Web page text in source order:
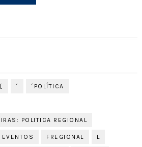
[ ´ ´POLÍTICA
POLITICA REGIONAL
FREGIONAL L